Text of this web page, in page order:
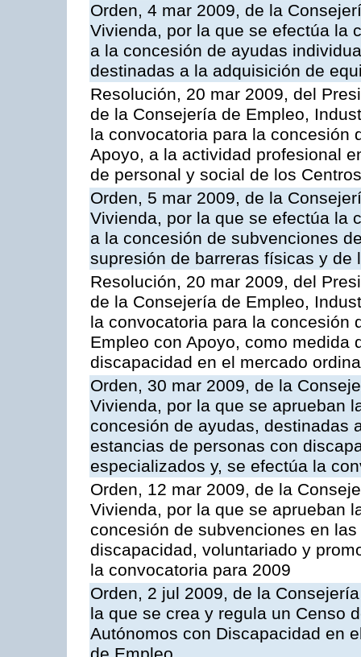
Orden, 4 mar 2009, de la
Vivienda, por la que se efectúa la
a la concesión de ayudas
destinadas a la adquisición de
Resolución, 20 mar 2009, del
de la Consejería de Empleo,
la convocatoria para la concesión
Apoyo, a la actividad profesional
de personal y social de los
Orden, 5 mar 2009, de la
Vivienda, por la que se efectúa la
a la concesión de subvenciones
supresión de barreras físicas y de
Resolución, 20 mar 2009, del
de la Consejería de Empleo,
la convocatoria para la concesión
Empleo con Apoyo, como medida
discapacidad en el mercado
Orden, 30 mar 2009, de la
Vivienda, por la que se aprueban
concesión de ayudas, destinadas
estancias de personas con
especializados y, se efectúa la
Orden, 12 mar 2009, de la
Vivienda, por la que se aprueban
concesión de subvenciones en
discapacidad, voluntariado y
la convocatoria para 2009
Orden, 2 jul 2009, de la
la que se crea y regula un Censo
Autónomos con Discapacidad en